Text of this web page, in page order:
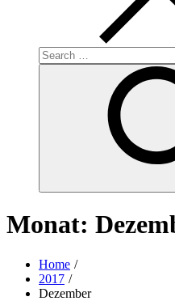
Search
for:
Monat:
Home
2017
Dezember